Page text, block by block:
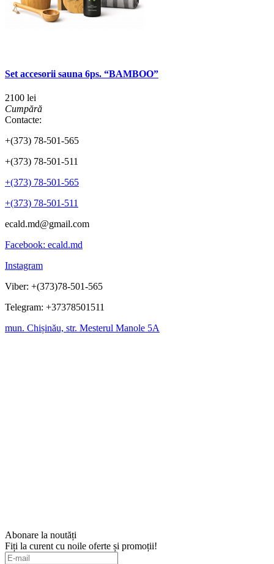
Set accesorii sauna 6ps. “BAMBOO”
2100 lei
Cumpără
Contacte:
+(373) 78-501-565
+(373) 78-501-511
+(373) 78-501-565
+(373) 78-501-511
ecald.md@gmail.com
Facebook: ecald.md
Instagram
Viber: +(373)78-501-565
Telegram: +37378501511
mun. Chișinău, str. Mesterul Manole 5A
Abonare la noutăți
Fiți la curent cu noile oferte și promoții!